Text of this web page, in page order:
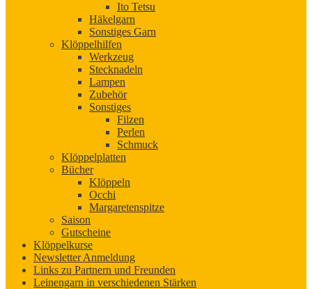
Ito Tetsu
Häkelgarn
Sonstiges Garn
Klöppelhilfen
Werkzeug
Stecknadeln
Lampen
Zubehör
Sonstiges
Filzen
Perlen
Schmuck
Klöppelplatten
Bücher
Klöppeln
Occhi
Margaretenspitze
Saison
Gutscheine
Klöppelkurse
Newsletter Anmeldung
Links zu Partnern und Freunden
Leinengarn in verschiedenen Stärken